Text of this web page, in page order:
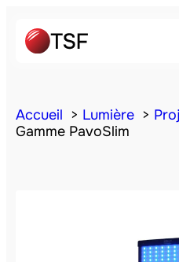
Accueil Lumière
Gamme PavoSlim